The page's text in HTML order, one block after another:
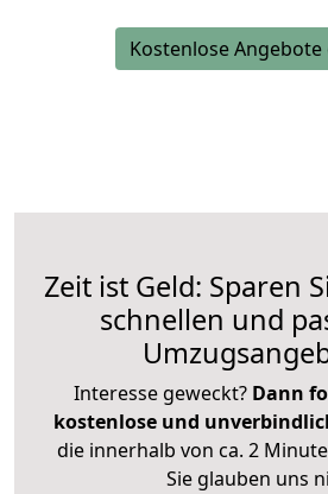
Kostenlose
Zeit ist Geld: Sparen
schnellen und
Interesse geweckt? Dann
kostenlose und
die innerhalb von ca. 2
Sie glauben uns